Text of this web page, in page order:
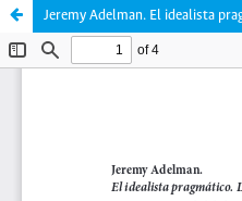
Jeremy Adelman. El idealista